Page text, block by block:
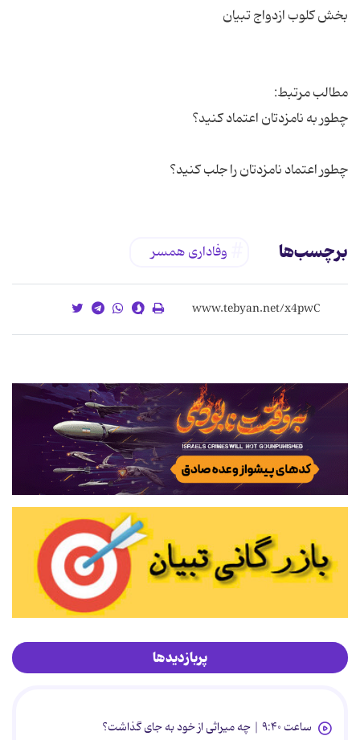
چطور اعتماد نامزدتان را جلب کنید؟
برچسب‌ها وفاداری همسر
پربازدیدها
ساعت ۹:۴۰ | چه میراثی از خود به جای گذاشت؟